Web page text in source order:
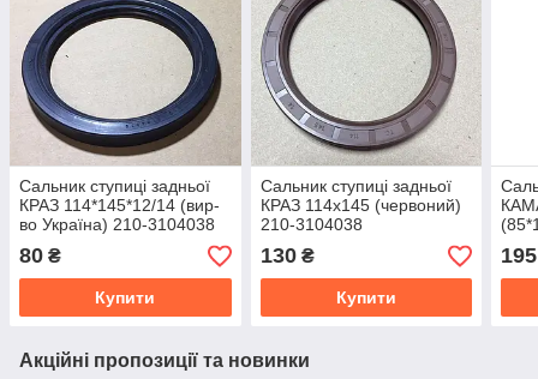
Сальник ступиці задньої
КРАЗ 114*145*12/14 (вир-
во Україна) 210-3104038
80 ₴
Купити
Сальник ступиці задньої
КРАЗ 114х145 (червоний)
210-3104038
130₴
Купити
195
Акційні пропозиції та новинки